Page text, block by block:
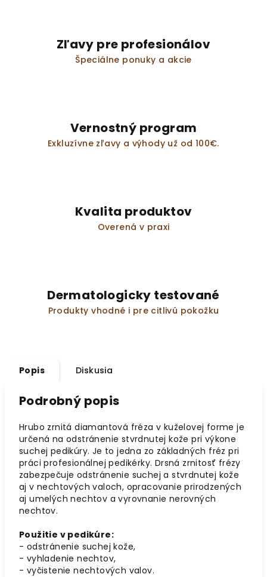
Zľavy pre profesionálov
Špeciálne ponuky a akcie
Vernostný program
Exkluzívne zľavy a výhody už od 100€.
Kvalita produktov
Overená v praxi
Dermatologicky testované
Produkty vhodné i pre citlivú pokožku
Popis Diskusia
Podrobný popis
Hrubo zrnitá diamantová fréza v kuželovej forme je
určená na odstránenie stvrdnutej kože pri výkone
suchej pedikúry. Je to jedna zo základných fréz pri
práci profesionálnej pedikérky. Drsná zrnitosť frézy
zabezpečuje odstránenie suchej a stvrdnutej kože
aj v nechtových valoch, opracovanie prirodzených
aj umelých nechtov a vyrovnanie nerovných
nechtov.
Použitie v pedikúre:
- odstránenie suchej kože,
- vyhladenie nechtov,
- vyčistenie nechtových valov.